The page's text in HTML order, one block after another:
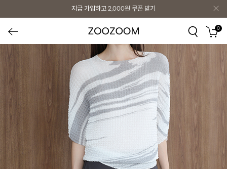
지금 가입하고 2,000원 쿠폰 받기
0